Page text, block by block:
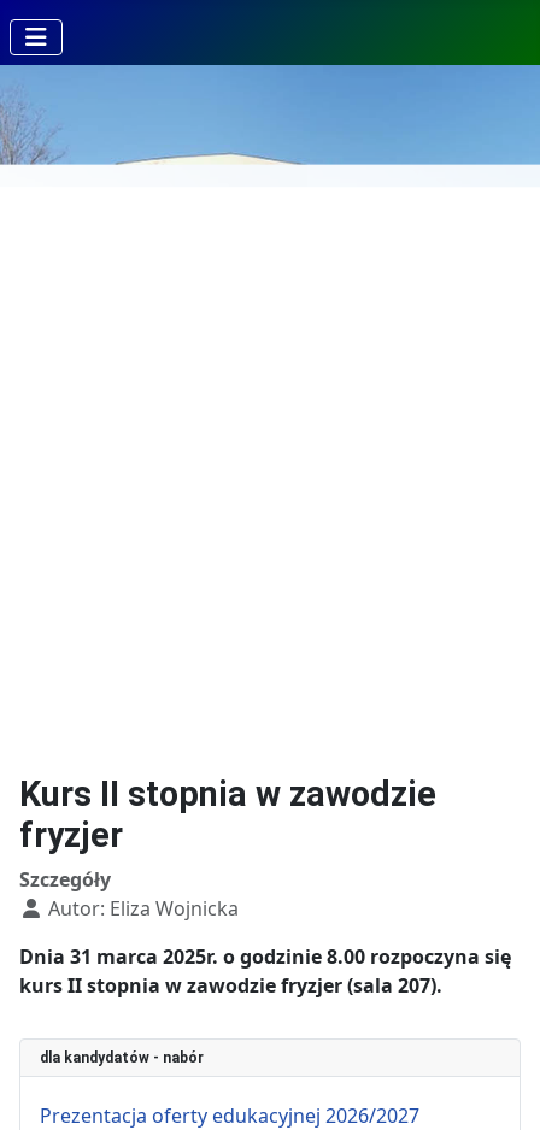
Kierunki w
Kurs II stopnia w zawodzie
fryzjer
Szczegóły
Autor: Eliza Wojnicka
Dnia 31 marca 2025r. o godzinie 8.00 rozpoczyna się
kurs II stopnia w zawodzie fryzjer (sala 207).
dla kandydatów - nabór
Prezentacja oferty edukacyjnej 2026/2027